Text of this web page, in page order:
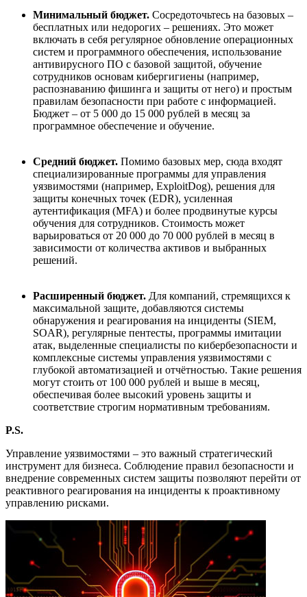
Минимальный бюджет. Сосредоточьтесь на базовых –
бесплатных или недорогих – решениях. Это может
включать в себя регулярное обновление операционных
систем и программного обеспечения, использование
антивирусного ПО с базовой защитой, обучение
сотрудников основам кибергигиены (например,
распознаванию фишинга и защиты от него) и простым
правилам безопасности при работе с информацией.
Бюджет – от 5 000 до 15 000 рублей в месяц за
программное обеспечение и обучение.
Средний бюджет. Помимо базовых мер, сюда входят
специализированные программы для управления
уязвимостями (например, ExploitDog), решения для
защиты конечных точек (EDR), усиленная
аутентификация (MFA) и более продвинутые курсы
обучения для сотрудников. Стоимость может
варьироваться от 20 000 до 70 000 рублей в месяц в
зависимости от количества активов и выбранных
решений.
Расширенный бюджет. Для компаний, стремящихся к
максимальной защите, добавляются системы
обнаружения и реагирования на инциденты (SIEM,
SOAR), регулярные пентесты, программы имитации
атак, выделенные специалисты по кибербезопасности и
комплексные системы управления уязвимостями с
глубокой автоматизацией и отчётностью. Такие решения
могут стоить от 100 000 рублей и выше в месяц,
обеспечивая более высокий уровень защиты и
соответствие строгим нормативным требованиям.
P.S.
Управление уязвимостями – это важный стратегический
инструмент для бизнеса. Соблюдение правил безопасности и
внедрение современных систем защиты позволяют перейти от
реактивного реагирования на инциденты к проактивному
управлению рисками.